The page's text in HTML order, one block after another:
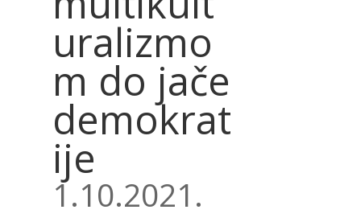
uralizmo
m do jače
demokrat
ije
1.10.2021.